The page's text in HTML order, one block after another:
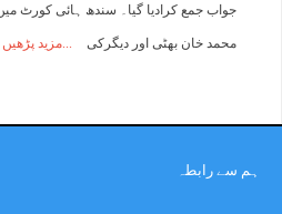
جواب جمع کرادیا گیا۔ سندھ ہائی کورٹ
محمد خان بھٹی اور دیگرکی مزید پڑھیں
ہم سے رابطہ